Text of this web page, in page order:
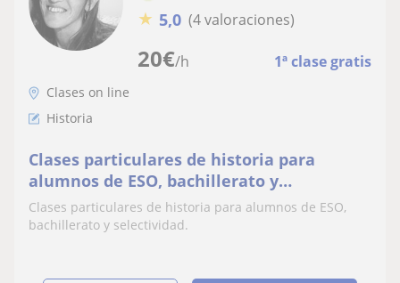
20€/h 1ª clase gratis
★ 5,0 (4 valoraciones)
Clases on line
Historia
Clases particulares de historia para
alumnos de ESO, bachillerato y
selectividad
Clases particulares de historia para alumnos de ESO,
bachillerato y selectividad.